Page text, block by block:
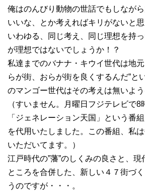
俺はのんびり動物の世話でもしなが
いいな、とか考えればキリがないと思
いわゆる、同じ考え、同じ理想を持
が理想ではないでしょうか！？
私達までのバナナ・キウイ世代は地
らが街、おらが街を良くするんだ”と
のマンゴー世代はその考えは無いよう
（すいません。月曜日フジテレビで8
「ジェネレーション天国」という番
を代用いたしました。この番組、私
いただいてます。）
江戸時代の”藩”のしくみの良さと、
ところを合併した、新しい４７街づ
うのですが・・・。